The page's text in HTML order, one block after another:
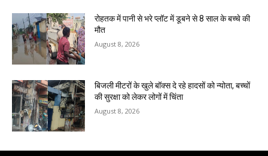
रोहतक में पानी से भरे प्लॉट में डूबने से 8 साल के बच्चे की
मौत
August 8, 2026
बिजली मीटरों के खुले बॉक्स दे रहे हादसों को न्योता, बच्चों
की सुरक्षा को लेकर लोगों में चिंता
August 8, 2026